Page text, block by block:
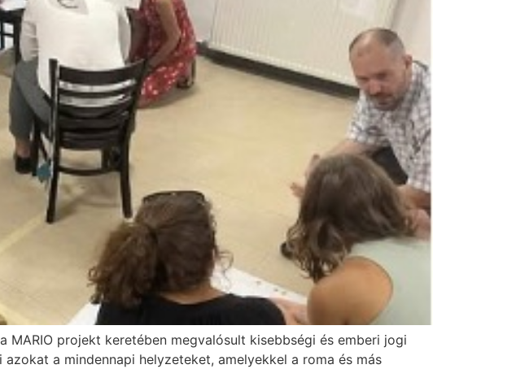
projekt keretében megvalósult kisebbségi és emberi jogi
a mindennapi helyzeteket, amelyekkel a roma és más